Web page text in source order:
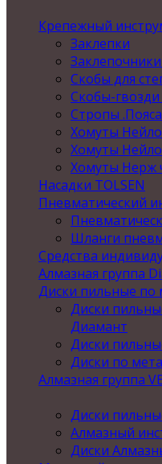
Крепежный
Заклепки
Скобы для
Скобы-
Стропы
Хомуты
Хомуты
Хомуты Нерж
Насадки TOLSEN
Пневматический
Шланги
Средства
Алмазная группа
Диски пильные по
Диски
Диамант
Диски
Диски по
Алмазная группа
Диски
Алмазный
Диски